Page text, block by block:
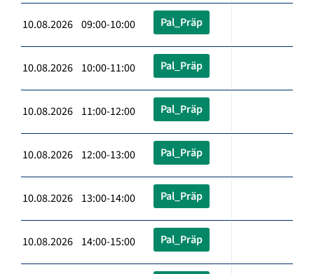
10.08.2026 09:00-10:00 Pal_Präp
10.08.2026 10:00-11:00 Pal_Präp
10.08.2026 11:00-12:00 Pal_Präp
10.08.2026 12:00-13:00 Pal_Präp
10.08.2026 13:00-14:00 Pal_Präp
10.08.2026 14:00-15:00 Pal_Präp